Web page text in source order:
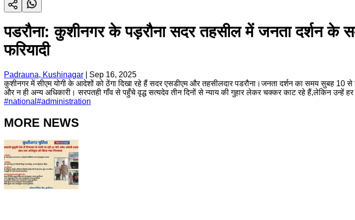
पडरौना: कुशीनगर के पड़रौना सदर तहसील में जनता दर्शन के
फरियादी
Padrauna, Kushinagar
Sep 16, 2025
कुशीनगर में सीएम योगी के आदेशों को ठेंगा दिखा रहे हैं सदर एसडीएम और तहसीलदार पडरौना।जनता दर्शन का समय सुबह
और न ही अन्य अधिकारी। सरपतही गाँव से पहुँचे वृद्ध सत्यदेव तीन दिनों से न्याय की गुहार लेकर चक्कर काट रहे हैं,लेकिन उन्हें हर
#national #administration
MORE NEWS